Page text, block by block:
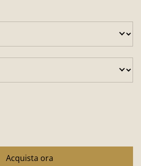
Acquista ora